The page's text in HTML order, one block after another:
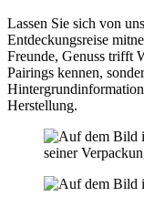
Lassen Sie sich von
Entdeckungsreise
Freunde, Genuss trifft
Pairings kennen,
Herstellung.